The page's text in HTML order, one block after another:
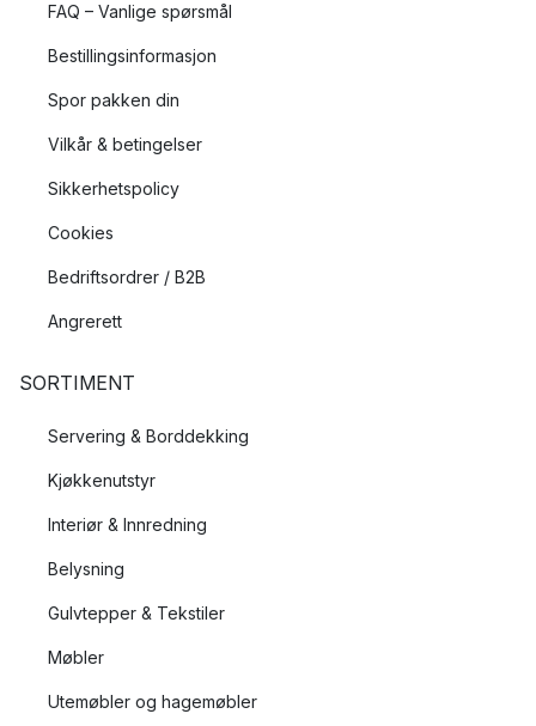
FAQ – Vanlige spørsmål
Bestillingsinformasjon
Spor pakken din
Vilkår & betingelser
Sikkerhetspolicy
Cookies
Bedriftsordrer / B2B
Angrerett
SORTIMENT
Servering & Borddekking
Kjøkkenutstyr
Interiør & Innredning
Belysning
Gulvtepper & Tekstiler
Møbler
Utemøbler og hagemøbler